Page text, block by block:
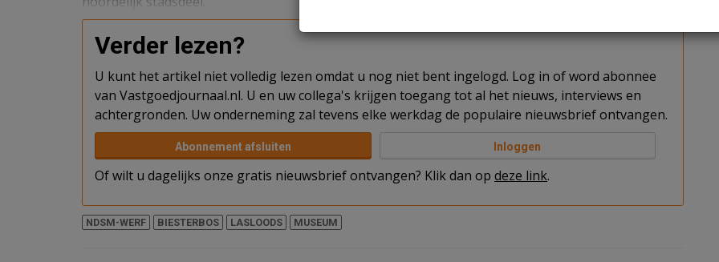
Verder lezen?
U kunt het artikel niet volledig lezen omdat u nog niet bent ingelogd. Log in of word abonnee
van Vastgoedjournaal.nl. U en uw collega's krijgen toegang tot al het nieuws, interviews en
achtergronden. Uw onderneming zal tevens elke werkdag de populaire nieuwsbrief ontvangen.
Abonnement afsluiten Inloggen
Of wilt u dagelijks onze gratis nieuwsbrief ontvangen? Klik dan op deze link.
NDSM-WERF BIESTERBOS LASLOODS MUSEUM